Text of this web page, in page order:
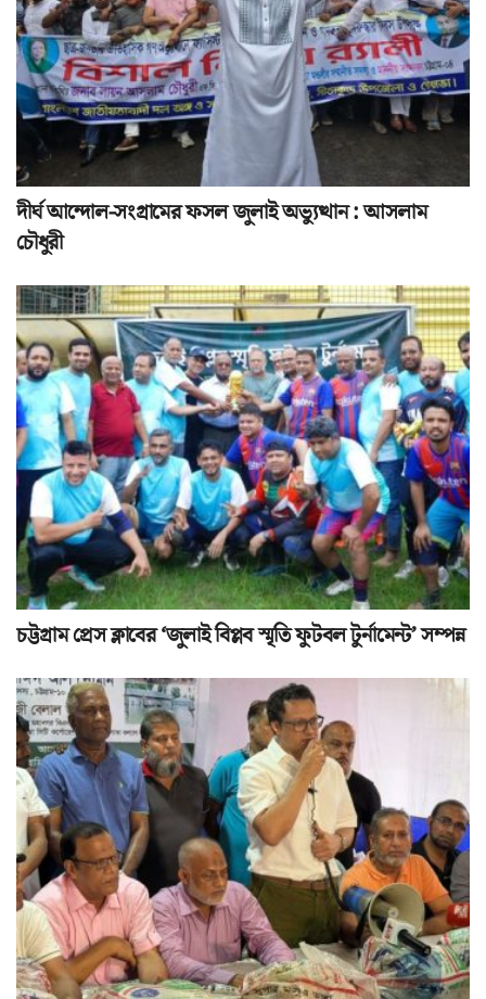
দীর্ঘ আন্দোল-সংগ্রামের ফসল জুলাই অভ্যুত্থান : আসলাম
চৌধুরী
চট্টগ্রাম প্রেস ক্লাবের ‘জুলাই বিপ্লব স্মৃতি ফুটবল টুর্নামেন্ট’ সম্পন্ন